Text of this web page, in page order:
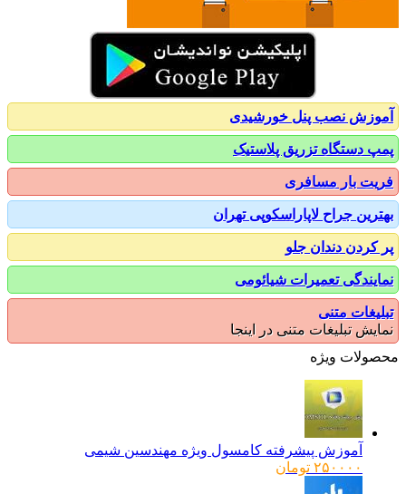
نصب پنل خورشیدی
دستگاه تزریق پلاستیک
بار مسافری
جراح لاپاراسکوپی تهران
دندان جلو
تعمیرات شیائومی
متنی
تبلیغات متنی در اینجا
ویژه
آموزش پیشرفته کامسول ویژه مهندسین شیمی
۲۵۰۰۰۰ تومان